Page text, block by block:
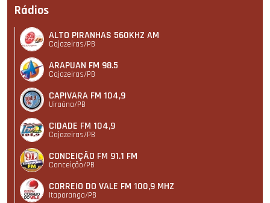
Rádios
ALTO PIRANHAS 560KHZ AM
Cajazeiras/PB
ARAPUAN FM 98.5
Cajazeiras/PB
CAPIVARA FM 104,9
Uiraúna/PB
CIDADE FM 104,9
Cajazeiras/PB
CONCEIÇÃO FM 91.1 FM
Conceição/PB
CORREIO DO VALE FM 100,9 MHZ
Itaporanga/PB